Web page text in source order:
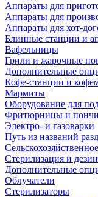
Аппараты для
Аппараты для
Аппараты для хот-
Блинные станции и
Вафельницы
Грили и жарочные
Дополнительные
Кофе-станции и
Мармиты
Оборудование для
Фритюрницы и
Электро- и газоварки
Путь из названий
Стерилизация и
Дополнительные
Облучатели
Стерилизаторы